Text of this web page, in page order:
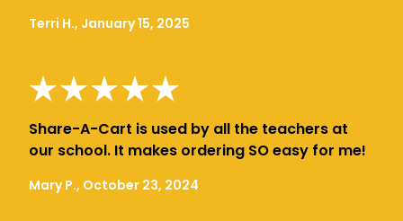
Terri H., January 15, 2025
Share-A-Cart is used by all the teachers at
our school. It makes ordering SO easy for me!
Mary P., October 23, 2024